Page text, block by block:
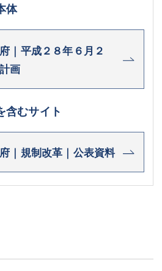
体
｜平成２８年６月２
画
むサイト
｜規制改革｜公表資料